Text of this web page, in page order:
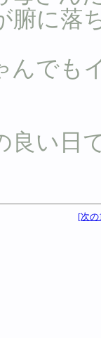
腑に落
んで
良い日
[次